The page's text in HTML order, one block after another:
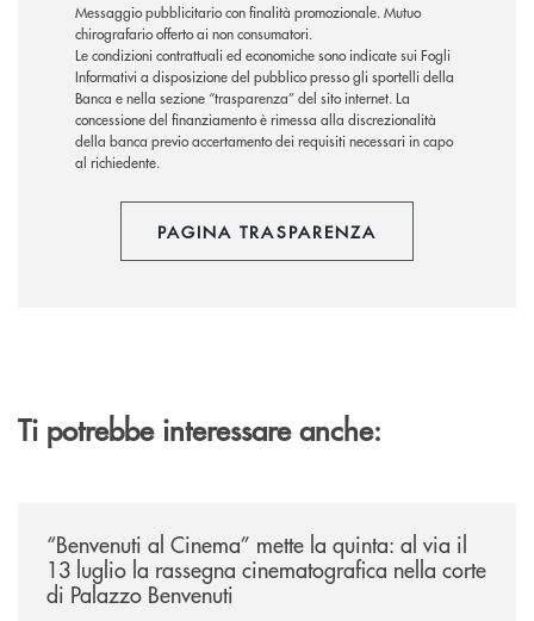
Messaggio pubblicitario con finalità promozionale. Mutuo
chirografario offerto ai non consumatori.
Le condizioni contrattuali ed economiche sono indicate sui Fogli
Informativi a disposizione del pubblico presso gli sportelli della
Banca e nella sezione “trasparenza” del sito internet.La
concessione del finanziamento è rimessa alla discrezionalità
della banca previo accertamento dei requisiti necessari in capo
al richiedente.
PAGINA TRASPARENZA
Ti potrebbe interessare anche:
“Benvenuti al Cinema” mette la quinta: al via il
13 luglio la rassegna cinematografica nella corte
di Palazzo Benvenuti